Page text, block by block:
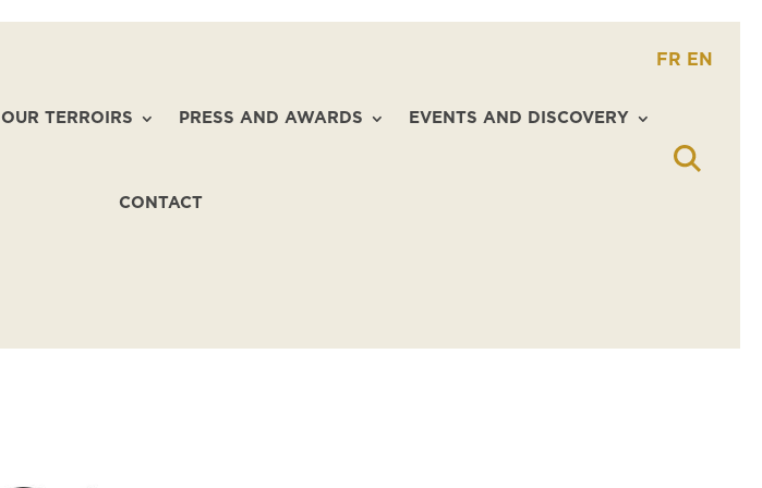
FR EN
OUR TERROIRS PRESS AND AWARDS EVENTS AND DISCOVERY
CONTACT